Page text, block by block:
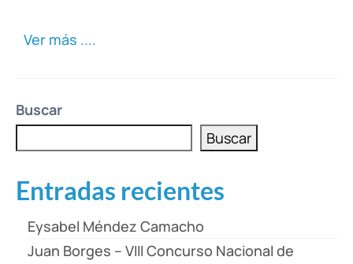
Ver más ....
Buscar
Buscar
Entradas recientes
Eysabel Méndez Camacho
Juan Borges – VIII Concurso Nacional de